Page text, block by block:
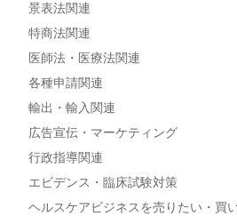
景表法関連
特商法関連
医師法・医療法関連
各種申請関連
輸出・輸入関連
広告宣伝・マーケティング
行政指導関連
エビデンス・臨床試験対策
ヘルスケアビジネスを売りたい・買